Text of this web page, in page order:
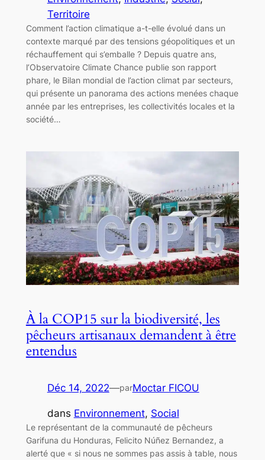
Territoire
Comment l’action climatique a-t-elle évolué dans un
contexte marqué par des tensions géopolitiques et un
réchauffement qui s’emballe ? Depuis quatre ans,
l’Observatoire Climate Chance publie son rapport
phare, le Bilan mondial de l’action climat par secteurs,
qui présente un panorama des actions menées chaque
année par les entreprises, les collectivités locales et la
société…
À la COP15 sur la biodiversité, les
pêcheurs artisanaux demandent à être
entendus
Déc 14, 2022—parMoctar FICOU
dans Environnement, Social
Le représentant de la communauté de pêcheurs
Garifuna du Honduras, Felicito Núñez Bernandez, a
alerté que « si nous ne sommes pas assis à table, nous